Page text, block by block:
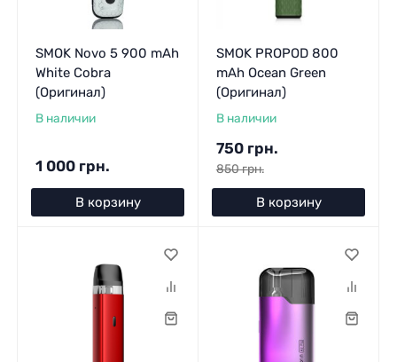
SMOK Novo 5 900 mAh
White Cobra
(Оригинал)
В наличии
1 000 грн.
В корзину
SMOK PROPOD 800
mAh Ocean Green
(Оригинал)
В наличии
750 грн.
850 грн.
В корзину